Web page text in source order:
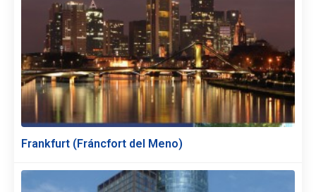
Frankfurt (Fráncfort del Meno)